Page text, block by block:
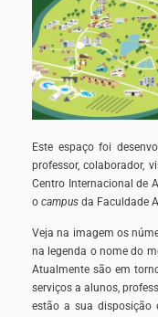
Este espaço foi
professor, colaborador,
Centro Internacional de
o campus da Faculdade
Veja na imagem os
na legenda o nome do
Atualmente são em
serviços a alunos,
estão a sua disposição